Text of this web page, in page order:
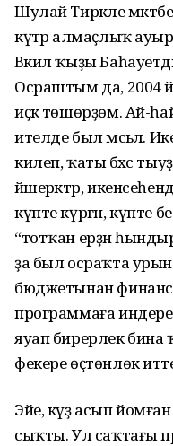
Шулай Тирәкле
күтәрә алмаҫлыҡ
Вәкил ҡыҙы
Осраштым да, 2004
иҫкә төшөрҙөм. Ай-
ителде был мәсьәлә.
килеп, ҡаты бәхәс
йәшерәктәр,
күпте күргән, күпте
“тотҡан ерҙән
ҙа был осраҡта урын
бюджетынан
программаға
яуап бирерлек бина
фекере өҫтөнлөк
Эйе, күҙ асып
сыҡты. Ул саҡтағы